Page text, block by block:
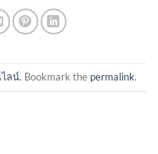
ลน์. Bookmark the permalink.